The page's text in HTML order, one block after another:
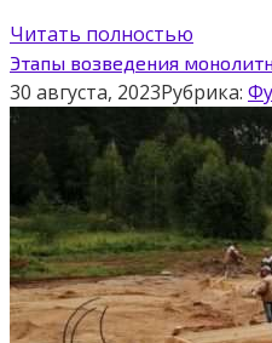
Читать полностью
Этапы возведения
30 августа, 2023Рубрика: